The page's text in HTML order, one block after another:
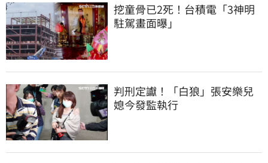
挖童骨已2死！台積電「3神明
駐駕畫面曝」
判刑定讞！「白狼」張安樂兒
媳今發監執行